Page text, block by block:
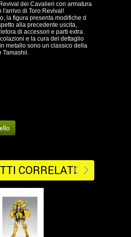
dei Cavalieri con armatura
l'arrivo di Toro Revival!
la figura presenta modifiche d
alla precedente uscita,
di accessori e parti extra.
e la cura del dettaglio
metallo sono un classico della
Tamashii.
CORRELATI